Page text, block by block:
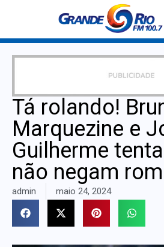
Tá rolando!
Marquezine e
Guilherme
não negam
admin maio 24, 2024